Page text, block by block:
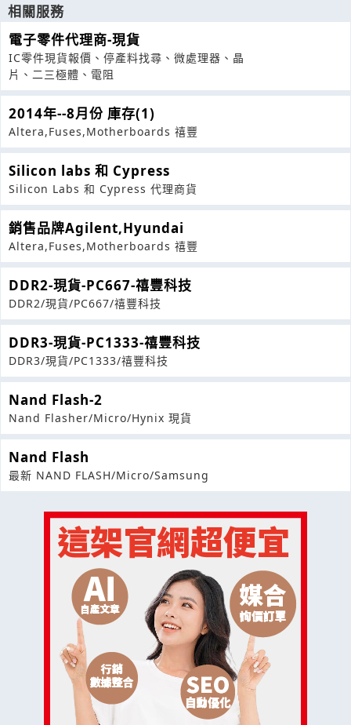
相關服務
電子零件代理商-現貨
IC零件現貨報價、停產料找尋、微處理器、晶
片、二三極體、電阻
2014年--8月份 庫存(1)
Altera,Fuses,Motherboards 禧豐
Silicon labs 和 Cypress
Silicon Labs 和 Cypress 代理商貨
銷售品牌Agilent,Hyundai
Altera,Fuses,Motherboards 禧豐
DDR2-現貨-PC667-禧豐科技
DDR2/現貨/PC667/禧豐科技
DDR3-現貨-PC1333-禧豐科技
DDR3/現貨/PC1333/禧豐科技
Nand Flash-2
Nand Flasher/Micro/Hynix 現貨
Nand Flash
最新 NAND FLASH/Micro/Samsung